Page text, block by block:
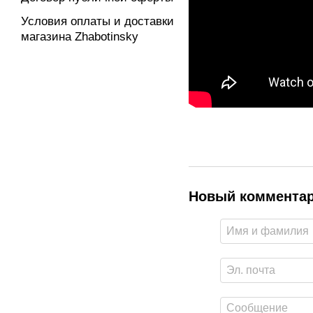
Новый
Условия оплаты и доставки
магазина Zhabotinsky